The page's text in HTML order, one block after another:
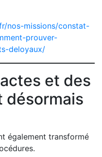
nos-missions/constat-
prouver-
deloyaux/
et des
désormais
également transformé